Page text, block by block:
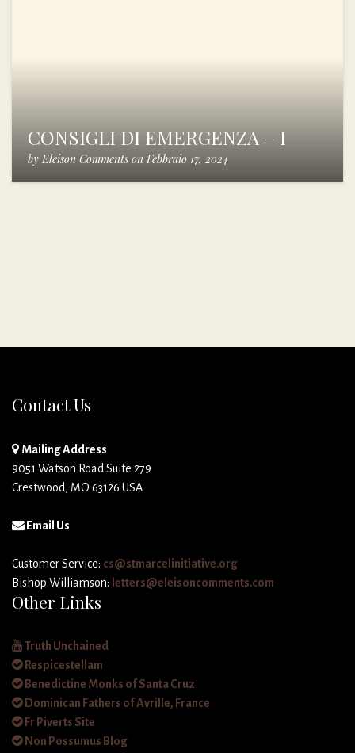
CONSIGLI DI EMERGENZA – I
by Eleison Comments on Febbraio 17, 2024
Contact Us
Mailing Address
9051 Watson Road Suite 279
Crestwood, MO 63126 USA
Email Us
Customer Service: cs@stmarcelinitiative.org
Bishop Williamson: letters@eleisoncomments.com
Other Links
Truth Unchained
Respicestellam
Benedictine Monks of Santa Cruz
Dominican Fathers of Avrille, France
Fr Piverts Site
Non Possumus Blog